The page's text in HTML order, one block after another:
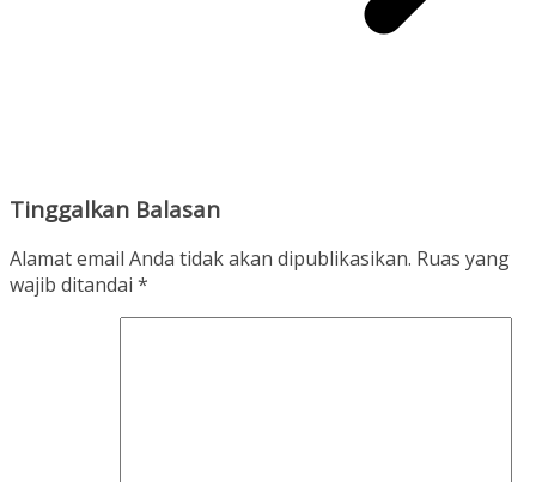
Tinggalkan Balasan
Alamat email Anda tidak akan dipublikasikan. Ruas yang
wajib ditandai *